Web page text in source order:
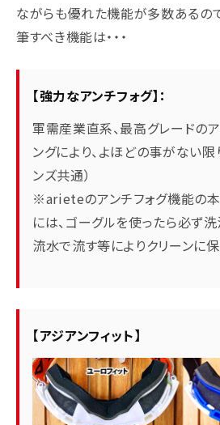
ながらも優れた機能が多数あるの
筆すべき機能は・・・
【強力なアンチフォグ】：
軍需産業直系、最高グレードの
ングにより、よほどの事がない限
ンズ共通）
※arieteのアンチフォグ機能の
には、ゴーグルを使ったら必ず洗
流水で流す等によりクリーンに
【アジアンフィット】